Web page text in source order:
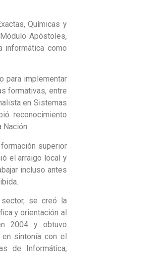
Químicas y
Apóstoles,
informática como
para implementar
formativas, entre
en Sistemas
reconocimiento
superior
el arraigo local y
incluso antes
se creó la
y orientación al
2004 y obtuvo
sintonía con el
de Informática,